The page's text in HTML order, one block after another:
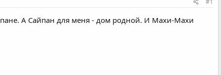
#1
А Сайпан для меня - дом родной. И Махи-Махи